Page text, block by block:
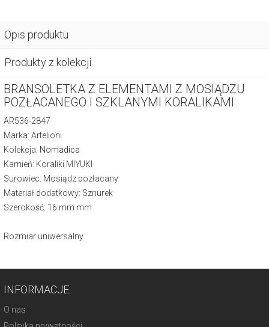
Opis produktu
Produkty z kolekcji
BRANSOLETKA Z ELEMENTAMI Z MOSIĄDZU
POZŁACANEGO I SZKLANYMI KORALIKAMI
AR536-2847
Marka: Artelioni
Kolekcja: Nomadica
Kamień: Koraliki MIYUKI
Surowiec: Mosiądz pozłacany
Materiał dodatkowy: Sznurek
Szerokość: 16 mm mm
Rozmiar uniwersalny
INFORMACJE
O nas